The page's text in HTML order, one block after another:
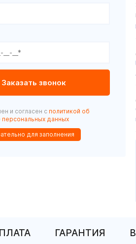
и согласен с политикой об
данных
для заполнения
ГАРАНТИЯ